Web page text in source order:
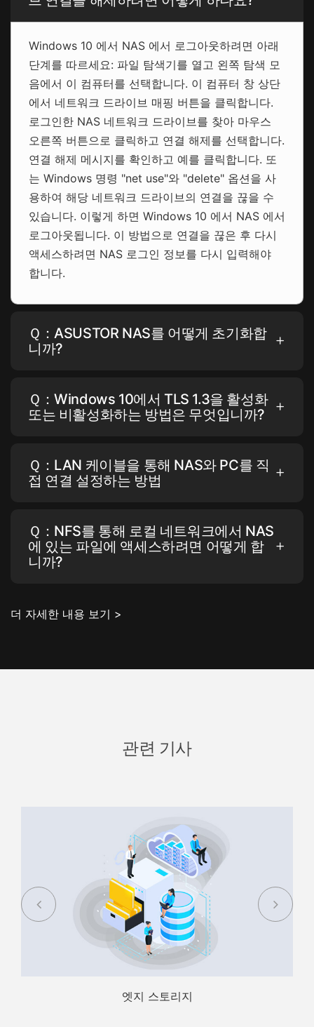
Windows 10 에서 NAS 에서 로그아웃하려면 아래
단계를 따르세요: 파일 탐색기를 열고 왼쪽 탐색 모
음에서 이 컴퓨터를 선택합니다. 이 컴퓨터 창 상단
에서 네트워크 드라이브 매핑 버튼을 클릭합니다.
로그인한 NAS 네트워크 드라이브를 찾아 마우스
오른쪽 버튼으로 클릭하고 연결 해제를 선택합니다.
연결 해제 메시지를 확인하고 예를 클릭합니다. 또
는 Windows 명령 "net use"와 "delete" 옵션을 사
용하여 해당 네트워크 드라이브의 연결을 끊을 수
있습니다. 이렇게 하면 Windows 10 에서 NAS 에서
로그아웃됩니다. 이 방법으로 연결을 끊은 후 다시
액세스하려면 NAS 로그인 정보를 다시 입력해야
합니다.
Ｑ：ASUSTOR NAS를 어떻게 초기화합
니까?
Ｑ：Windows 10에서 TLS 1.3을 활성화
또는 비활성화하는 방법은 무엇입니까?
Ｑ：LAN 케이블을 통해 NAS와 PC를 직
접 연결 설정하는 방법
Ｑ：NFS를 통해 로컬 네트워크에서 NAS
에 있는 파일에 액세스하려면 어떻게 합
니까?
더 자세한 내용 보기 >
관련 기사
엣지 스토리지